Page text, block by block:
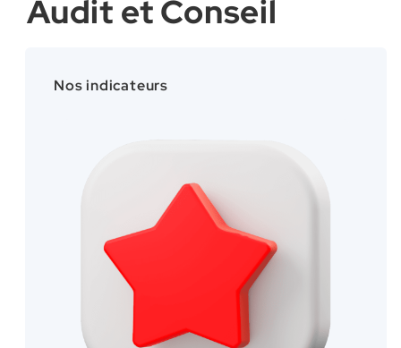
Audit et Conseil
Nos indicateurs